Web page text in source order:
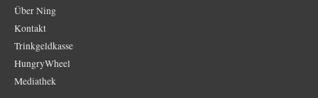
Über Ning
Kontakt
Trinkgeldkasse
HungryWheel
Mediathek